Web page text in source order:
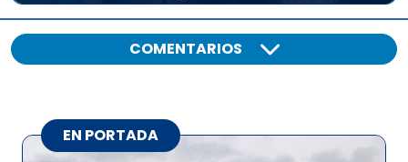
COMENTARIOS
EN PORTADA